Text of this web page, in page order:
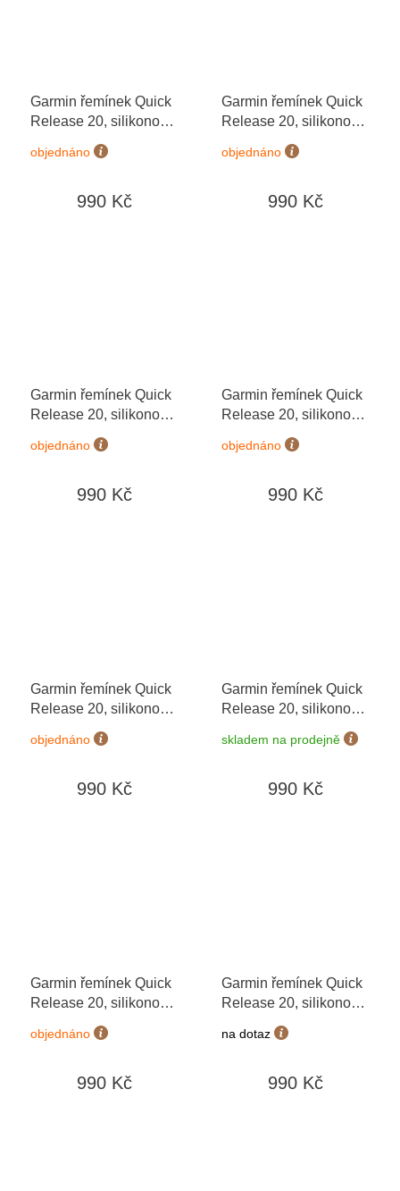
Garmin řemínek Quick
Release 20, silikonový
objednáno
990 Kč
Garmin řemínek Quick
Release 20, silikonový
Black/Black
objednáno
990 Kč
Garmin řemínek Quick
Release 20, silikonový
Bone 010-12932-65
objednáno
990 Kč
Garmin řemínek Quick
Release 20, silikonový
černý, černá přezka
objednáno
990 Kč
Garmin řemínek Quick
Release 20, silikonový
černý, plastová přezka
objednáno
990 Kč
Garmin řemínek Quick
Release 20, silikonový
skladem na prodejně
990 Kč
Garmin řemínek Quick
Release 20, silikonový
Jasper Green 010-
12932-66
objednáno
990 Kč
Garmin řemínek Quick
Release 20, silikonový
Orchid 010-12932-33
na dotaz
990 Kč